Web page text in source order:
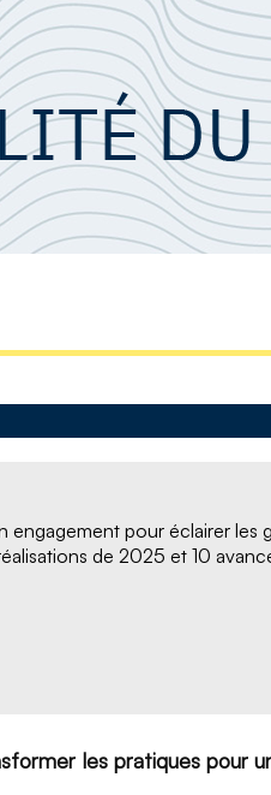
engagement pour éclairer les
de 2025 et 10
les pratiques pour